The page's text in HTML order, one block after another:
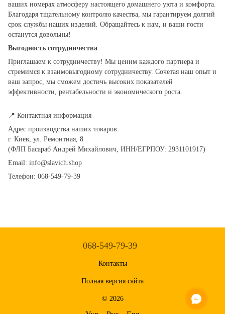
ваших номерах атмосферу настоящего домашнего уюта и комфорта.
Благодаря тщательному контролю качества, мы гарантируем долгий
срок службы наших изделий. Обращайтесь к нам, и ваши гости
останутся довольны!
Выгодность сотрудничества
Приглашаем к сотрудничеству! Мы ценим каждого партнера и
стремимся к взаимовыгодному сотрудничеству. Сочетая наш опыт и
ваш запрос, мы сможем достичь высоких показателей
эффективности, рентабельности и экономического роста.
📍 Контактная информация
Адрес производства наших товаров:
г. Киев, ул. Ремонтная, 8
(ФЛП Басараб Андрей Михайлович, ИНН/ЕГРПОУ: 2931101917)
Email: info@slavich.shop
Телефон: 068-549-79-39
068-549-79-39
Контакты
Полная версия сайта
© 2026